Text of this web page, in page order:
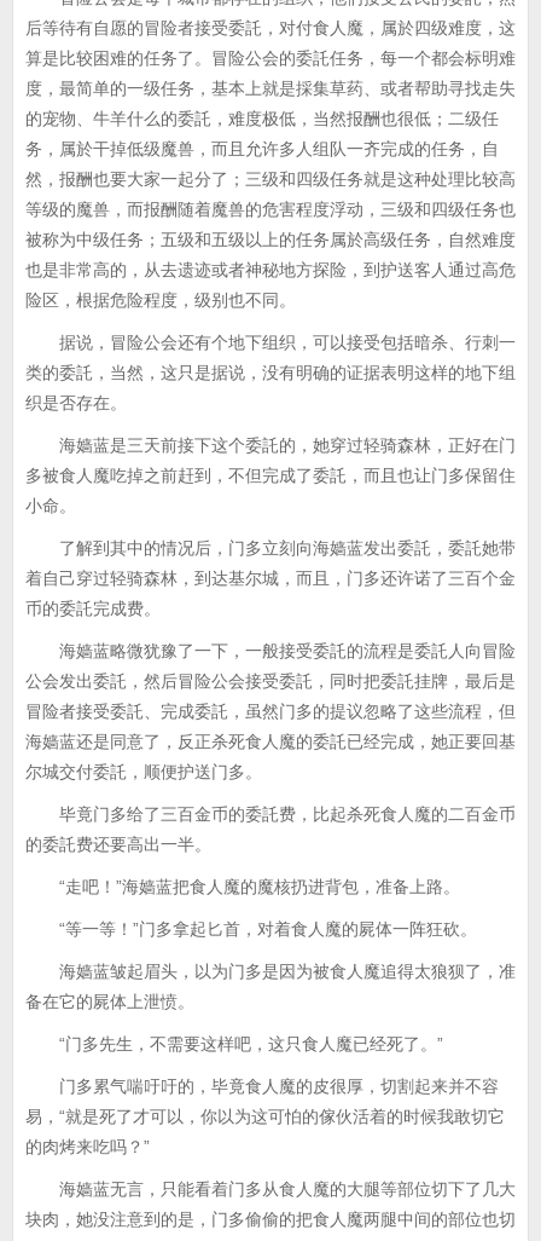
后等待有自愿的冒险者接受委託，对付食人魔，属於四级难度，这
算是比较困难的任务了。冒险公会的委託任务，每一个都会标明难
度，最简单的一级任务，基本上就是採集草药、或者帮助寻找走失
的宠物、牛羊什么的委託，难度极低，当然报酬也很低；二级任
务，属於干掉低级魔兽，而且允许多人组队一齐完成的任务，自
然，报酬也要大家一起分了；三级和四级任务就是这种处理比较高
等级的魔兽，而报酬随着魔兽的危害程度浮动，三级和四级任务也
被称为中级任务；五级和五级以上的任务属於高级任务，自然难度
也是非常高的，从去遗迹或者神秘地方探险，到护送客人通过高危
险区，根据危险程度，级别也不同。
据说，冒险公会还有个地下组织，可以接受包括暗杀、行刺一
类的委託，当然，这只是据说，没有明确的证据表明这样的地下组
织是否存在。
海嫱蓝是三天前接下这个委託的，她穿过轻骑森林，正好在门
多被食人魔吃掉之前赶到，不但完成了委託，而且也让门多保留住
小命。
了解到其中的情况后，门多立刻向海嫱蓝发出委託，委託她带
着自己穿过轻骑森林，到达基尔城，而且，门多还许诺了三百个金
币的委託完成费。
海嫱蓝略微犹豫了一下，一般接受委託的流程是委託人向冒险
公会发出委託，然后冒险公会接受委託，同时把委託挂牌，最后是
冒险者接受委託、完成委託，虽然门多的提议忽略了这些流程，但
海嫱蓝还是同意了，反正杀死食人魔的委託已经完成，她正要回基
尔城交付委託，顺便护送门多。
毕竟门多给了三百金币的委託费，比起杀死食人魔的二百金币
的委託费还要高出一半。
“走吧！”海嫱蓝把食人魔的魔核扔进背包，准备上路。
“等一等！”门多拿起匕首，对着食人魔的屍体一阵狂砍。
海嫱蓝皱起眉头，以为门多是因为被食人魔追得太狼狈了，准
备在它的屍体上泄愤。
“门多先生，不需要这样吧，这只食人魔已经死了。”
门多累气喘吁吁的，毕竟食人魔的皮很厚，切割起来并不容
易，“就是死了才可以，你以为这可怕的傢伙活着的时候我敢切它
的肉烤来吃吗？”
海嫱蓝无言，只能看着门多从食人魔的大腿等部位切下了几大
块肉，她没注意到的是，门多偷偷的把食人魔两腿中间的部位也切